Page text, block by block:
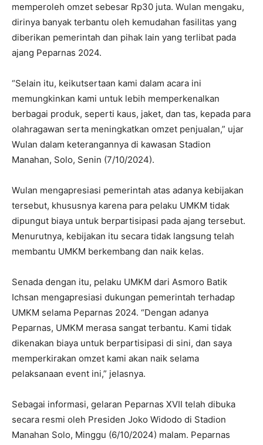
memperoleh omzet sebesar Rp30 juta. Wulan mengaku,
dirinya banyak terbantu oleh kemudahan fasilitas yang
diberikan pemerintah dan pihak lain yang terlibat pada
ajang Peparnas 2024.
“Selain itu, keikutsertaan kami dalam acara ini
memungkinkan kami untuk lebih memperkenalkan
berbagai produk, seperti kaus, jaket, dan tas, kepada para
olahragawan serta meningkatkan omzet penjualan,” ujar
Wulan dalam keterangannya di kawasan Stadion
Manahan, Solo, Senin (7/10/2024).
Wulan mengapresiasi pemerintah atas adanya kebijakan
tersebut, khususnya karena para pelaku UMKM tidak
dipungut biaya untuk berpartisipasi pada ajang tersebut.
Menurutnya, kebijakan itu secara tidak langsung telah
membantu UMKM berkembang dan naik kelas.
Senada dengan itu, pelaku UMKM dari Asmoro Batik
Ichsan mengapresiasi dukungan pemerintah terhadap
UMKM selama Peparnas 2024. “Dengan adanya
Peparnas, UMKM merasa sangat terbantu. Kami tidak
dikenakan biaya untuk berpartisipasi di sini, dan saya
memperkirakan omzet kami akan naik selama
pelaksanaan event ini,” jelasnya.
Sebagai informasi, gelaran Peparnas XVII telah dibuka
secara resmi oleh Presiden Joko Widodo di Stadion
Manahan Solo, Minggu (6/10/2024) malam. Peparnas